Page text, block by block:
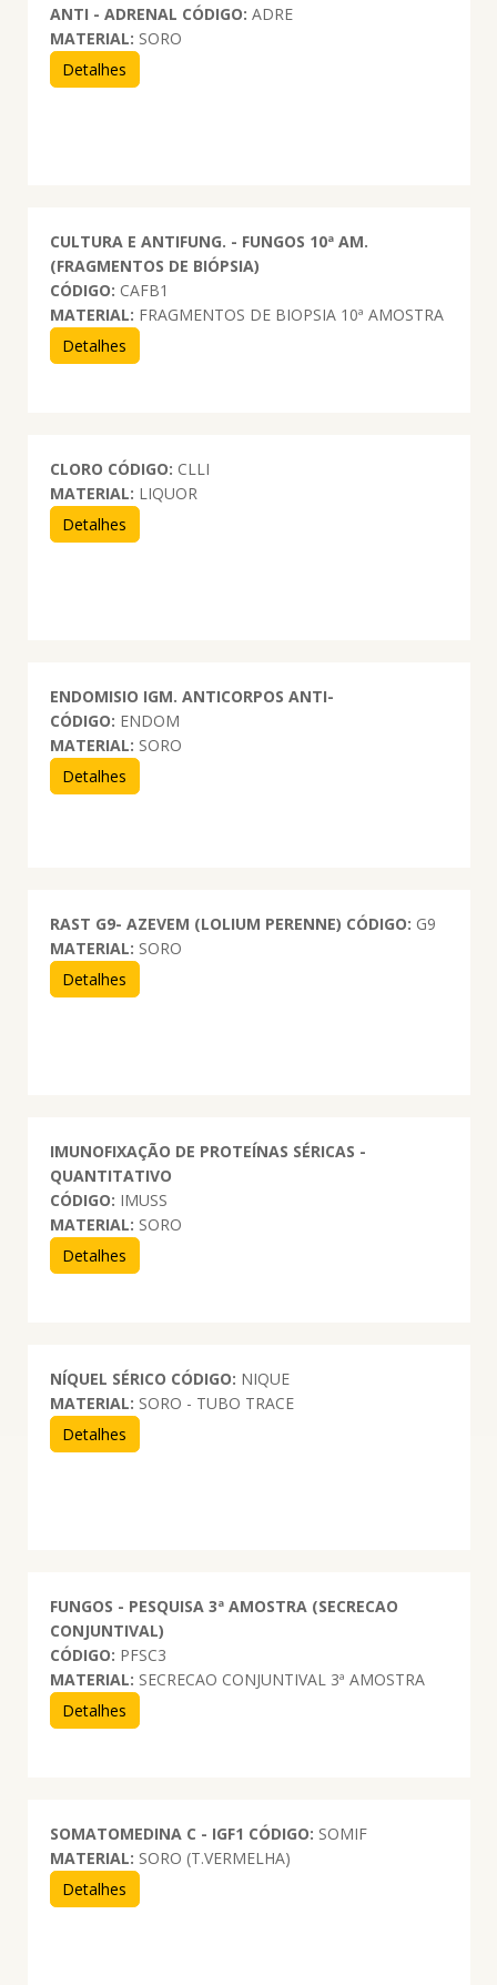
ANTI - ADRENAL CÓDIGO: ADRE
MATERIAL: SORO
Detalhes
CULTURA E ANTIFUNG. - FUNGOS 10ª AM.
(FRAGMENTOS DE BIÓPSIA)
CÓDIGO: CAFB1
MATERIAL: FRAGMENTOS DE BIOPSIA 10ª AMOSTRA
Detalhes
CLORO CÓDIGO: CLLI
MATERIAL: LIQUOR
Detalhes
ENDOMISIO IGM. ANTICORPOS ANTI-
CÓDIGO: ENDOM
MATERIAL: SORO
Detalhes
RAST G9- AZEVEM (LOLIUM PERENNE) CÓDIGO: G9
MATERIAL: SORO
Detalhes
IMUNOFIXAÇÃO DE PROTEÍNAS SÉRICAS -
QUANTITATIVO
CÓDIGO: IMUSS
MATERIAL: SORO
Detalhes
NÍQUEL SÉRICO CÓDIGO: NIQUE
MATERIAL: SORO - TUBO TRACE
Detalhes
FUNGOS - PESQUISA 3ª AMOSTRA (SECRECAO
CONJUNTIVAL)
CÓDIGO: PFSC3
MATERIAL: SECRECAO CONJUNTIVAL 3ª AMOSTRA
Detalhes
SOMATOMEDINA C - IGF1 CÓDIGO: SOMIF
MATERIAL: SORO (T.VERMELHA)
Detalhes